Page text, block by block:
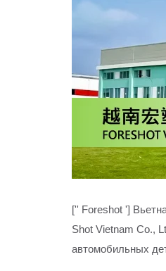
['' Foreshot ']
Shot Vietnam Co.,
автомобильных